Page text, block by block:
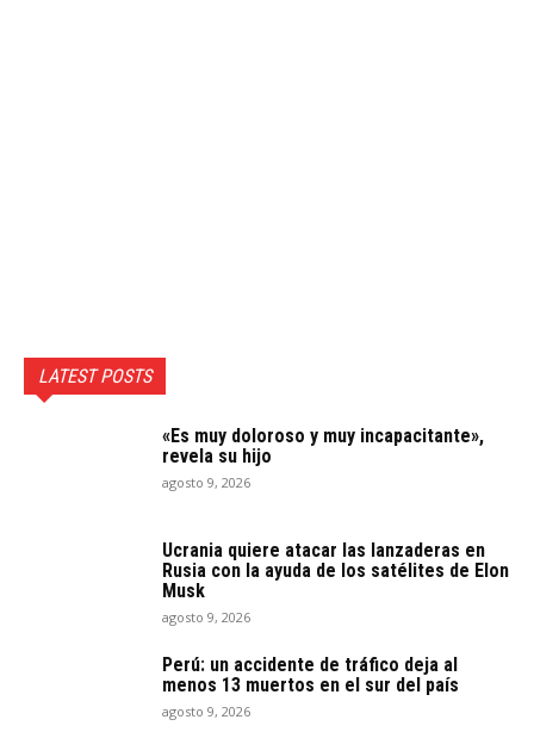
LATEST POSTS
«Es muy doloroso y muy incapacitante»,
revela su hijo
agosto 9, 2026
Ucrania quiere atacar las lanzaderas en
Rusia con la ayuda de los satélites de Elon
Musk
agosto 9, 2026
Perú: un accidente de tráfico deja al
menos 13 muertos en el sur del país
agosto 9, 2026